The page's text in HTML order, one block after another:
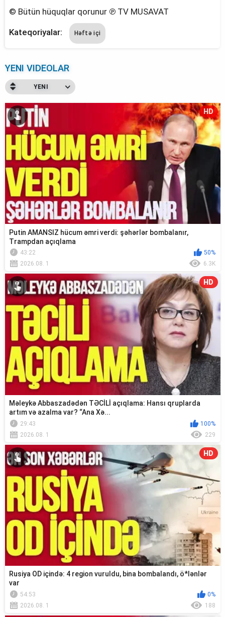
© Bütün hüquqlar qorunur ℗ TV MUSAVAT
Kateqoriyalar: Həftə içi
YENI VIDEOLAR
YENI
HD
Putin AMANSIZ hücum əmri verdi: şəhərlər bombalanır,
Trampdan açıqlama
43:22
50%
2026.08. 1
6.3K
HD
Məleykə Abbaszadədən TƏCİLİ açıqlama: Hansı qruplarda
artım və azalma var? “Ana Xə...
29:43
100%
2026.08. 1
229
HD
Rusiya OD içində: 4 region vuruldu, bina bombalandı, ö*lənlər
var
54:53
0%
2026.08. 1
188